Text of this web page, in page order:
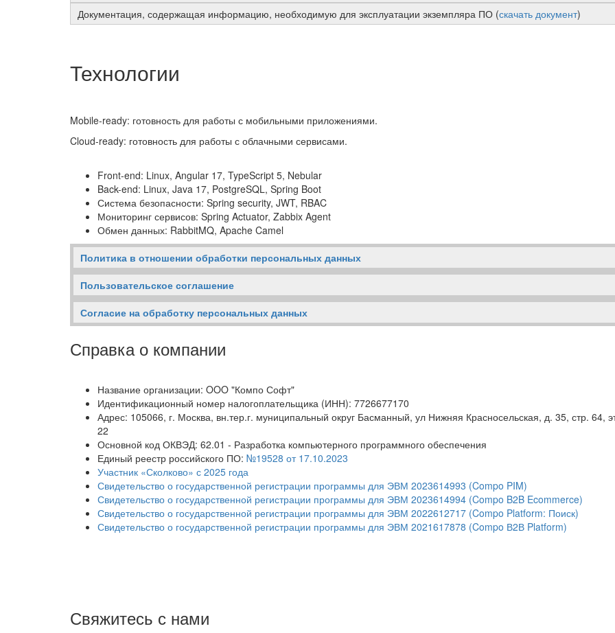
Документация, содержащая информацию, необходимую для эксплуатации экземпляра ПО (скачать документ)
Технологии
Mobile-ready: готовность для работы с мобильными приложениями.
Cloud-ready: готовность для работы с облачными сервисами.
Front-end: Linux, Angular 17, TypeScript 5, Nebular
Back-end: Linux, Java 17, PostgreSQL, Spring Boot
Система безопасности: Spring security, JWT, RBAC
Мониторинг сервисов: Spring Actuator, Zabbix Agent
Обмен данных: RabbitMQ, Apache Camel
Политика в отношении обработки персональных данных
Пользовательское соглашение
Согласие на обработку персональных данных
Справка о компании
Название организации: OOO "Компо Софт"
Идентификационный номер налогоплательщика (ИНН): 7726677170
Адрес: 105066, г. Москва, вн.тер.г. муниципальный округ Басманный, ул Нижняя Красносельская, д. 35, стр. 64,
22
Основной код ОКВЭД: 62.01 - Разработка компьютерного программного обеспечения
Единый реестр российского ПО: №19528 от 17.10.2023
Участник «Сколково» с 2025 года
Свидетельство о государственной регистрации программы для ЭВМ 2023614993 (Compo PIM)
Свидетельство о государственной регистрации программы для ЭВМ 2023614994 (Compo B2B Ecommerce)
Свидетельство о государственной регистрации программы для ЭВМ 2022612717 (Compo Platform: Поиск)
Свидетельство о государственной регистрации программы для ЭВМ 2021617878 (Compo В2В Platform)
Свяжитесь с нами